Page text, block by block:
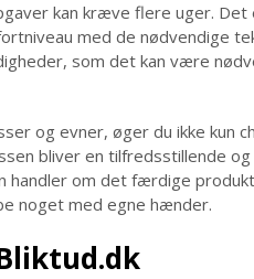
kan kræve flere uger. Det
med de nødvendige
som det kan være
og evner, øger du ikke kun
bliver en tilfredsstillende
handler om det færdige
noget med egne hænder.